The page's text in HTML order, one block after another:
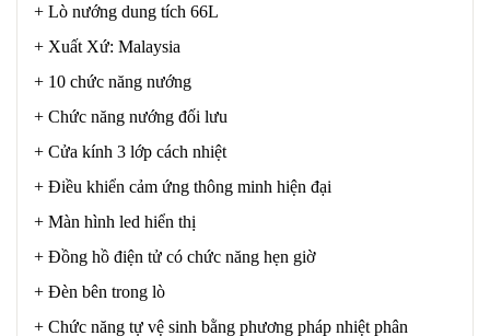
+ Lò nướng dung tích 66L
+ Xuất Xứ: Malaysia
+ 10 chức năng nướng
+ Chức năng nướng đối lưu
+ Cửa kính 3 lớp cách nhiệt
+ Điều khiển cảm ứng thông minh hiện đại
+ Màn hình led hiển thị
+ Đồng hồ điện tử có chức năng hẹn giờ
+ Đèn bên trong lò
+ Chức năng tự vệ sinh bằng phương pháp nhiệt phân